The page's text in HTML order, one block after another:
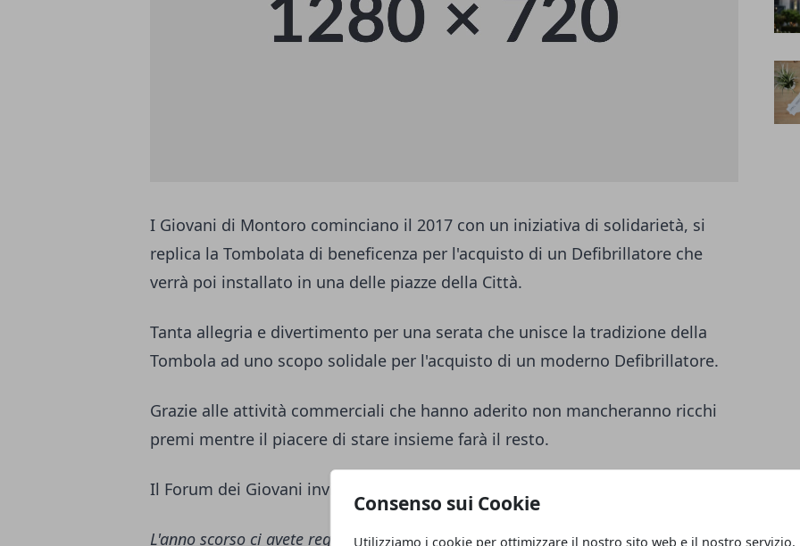
Consenso sui Cookie
Utilizziamo i cookie per ottimizzare il nostro sito web e il nostro servizio.
I Giovani di Montoro cominciano il 2017 con un iniziativa di solidarietà, si
replica la Tombolata di beneficenza per l'acquisto di un Defibrillatore che
verrà poi installato in una delle piazze della Città.
Tanta allegria e divertimento per una serata che unisce la tradizione della
Tombola ad uno scopo solidale per l'acquisto di un moderno Defibrillatore.
Grazie alle attività commerciali che hanno aderito non mancheranno ricchi
premi mentre il piacere di stare insieme farà il resto.
Il Forum dei Giovani invita tutti a partecipare e divertirsi.
L'anno scorso ci avete regalato tante emozioni in occasione della Tombolata di